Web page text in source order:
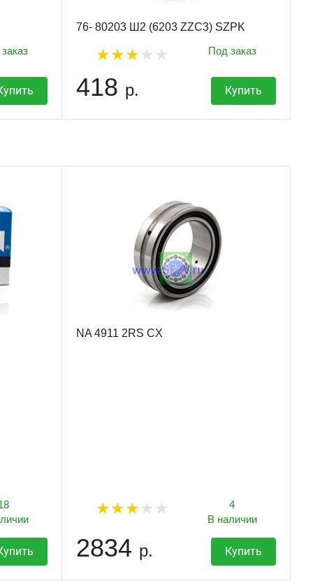
76- 80203 Ш2 (6203 ZZC3) SZPK
Под заказ
418 р. Купить
NA 4911 2RS CX
4
В наличии
2834 р. Купить